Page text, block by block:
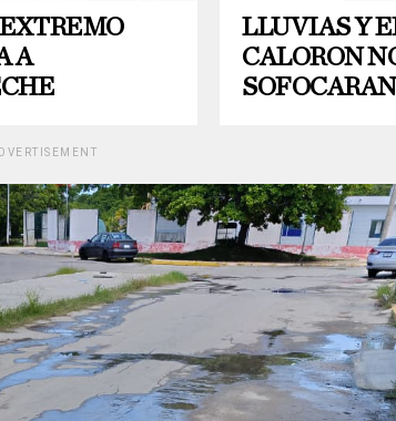
A
LLUVIAS Y
CALORON
SOFOCARAN